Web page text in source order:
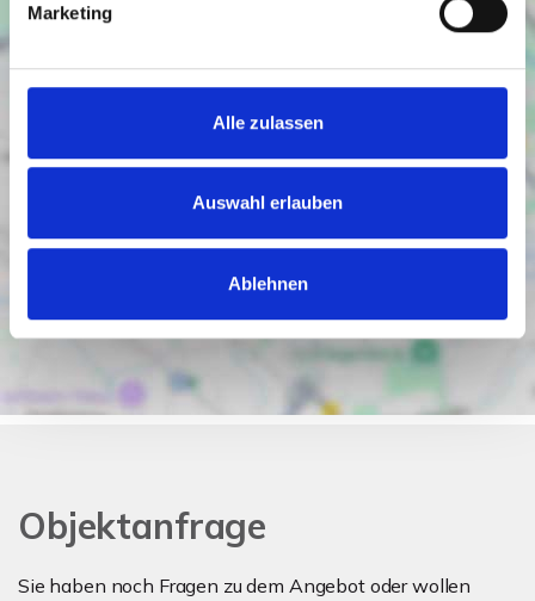
Marketing
Alle zulassen
Auswahl erlauben
Ablehnen
Objektanfrage
Sie haben noch Fragen zu dem Angebot oder wollen